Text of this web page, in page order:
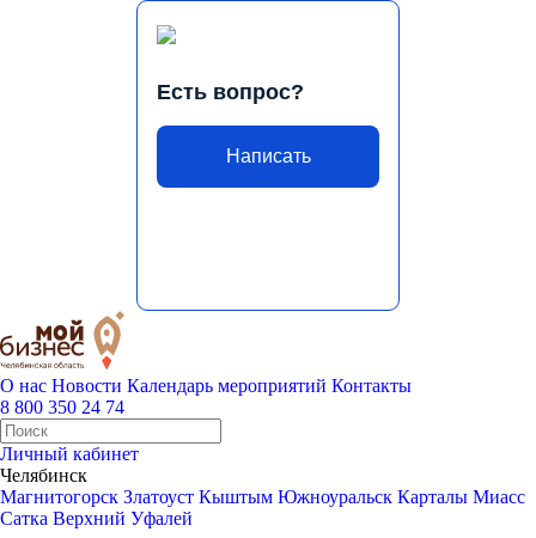
Есть вопрос?
Написать
О нас Новости Календарь мероприятий Контакты
8 800 350 24 74
Личный кабинет
Челябинск
Магнитогорск Златоуст Кыштым Южноуральск Карталы Миасс
Сатка Верхний Уфалей